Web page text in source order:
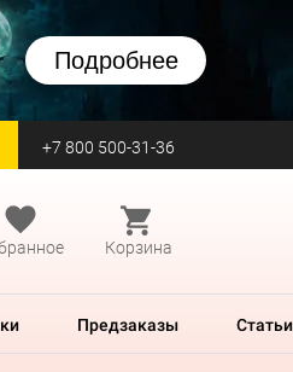
Подробнее
+7 800 500-31-36
Корзина
Предзаказы Статьи